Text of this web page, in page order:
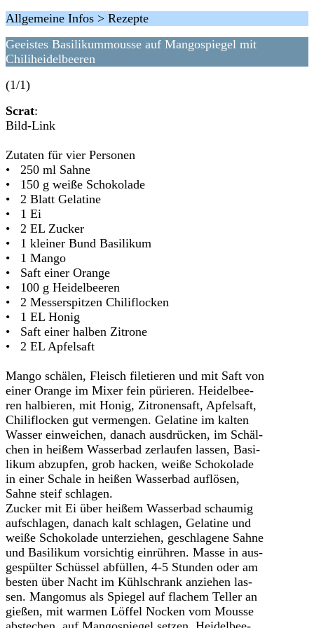
Allgemeine Infos > Rezepte
Geeistes Basilikummousse auf Mangospiegel mit
Chiliheidelbeeren
(1/1)
Scrat:
Bild-Link
Zutaten für vier Personen
• 250 ml Sahne
• 150 g weiße Schokolade
• 2 Blatt Gelatine
• 1 Ei
• 2 EL Zucker
• 1 kleiner Bund Basilikum
• 1 Mango
• Saft einer Orange
• 100 g Heidelbeeren
• 2 Messerspitzen Chiliflocken
• 1 EL Honig
• Saft einer halben Zitrone
• 2 EL Apfelsaft
Mango schälen, Fleisch filetieren und mit Saft von
einer Orange im Mixer fein pürieren. Heidelbee-
ren halbieren, mit Honig, Zitronensaft, Apfelsaft,
Chiliflocken gut vermengen. Gelatine im kalten
Wasser einweichen, danach ausdrücken, im Schäl-
chen in heißem Wasserbad zerlaufen lassen, Basi-
likum abzupfen, grob hacken, weiße Schokolade
in einer Schale in heißen Wasserbad auflösen,
Sahne steif schlagen.
Zucker mit Ei über heißem Wasserbad schaumig
aufschlagen, danach kalt schlagen, Gelatine und
weiße Schokolade unterziehen, geschlagene Sahne
und Basilikum vorsichtig einrühren. Masse in aus-
gespülter Schüssel abfüllen, 4-5 Stunden oder am
besten über Nacht im Kühlschrank anziehen las-
sen. Mangomus als Spiegel auf flachem Teller an
gießen, mit warmen Löffel Nocken vom Mousse